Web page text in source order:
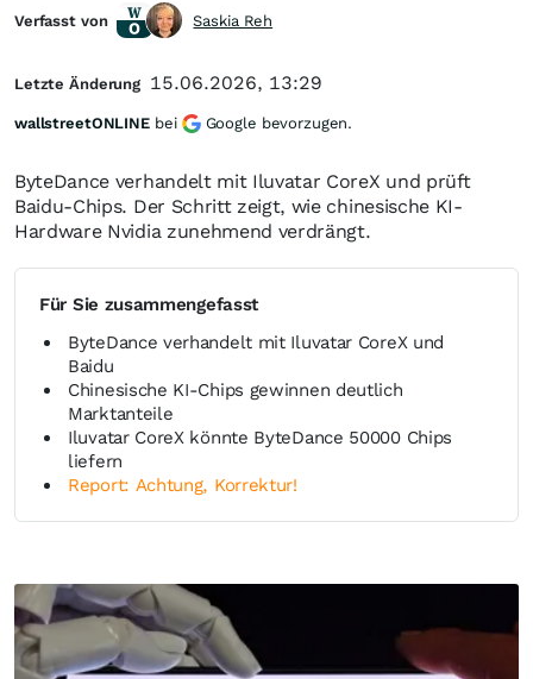
ByteDance verhandelt mit Iluvatar CoreX und prüft
Baidu-Chips. Der Schritt zeigt, wie chinesische KI-
Hardware Nvidia zunehmend verdrängt.
Für Sie zusammengefasst
ByteDance verhandelt mit Iluvatar CoreX und
Baidu
Chinesische KI-Chips gewinnen deutlich
Marktanteile
Iluvatar CoreX könnte ByteDance 50000 Chips
liefern
Report: Achtung, Korrektur!
Verfasst von Saskia Reh
Letzte Änderung 15.06.2026, 13:29
wallstreetONLINE bei Google bevorzugen.